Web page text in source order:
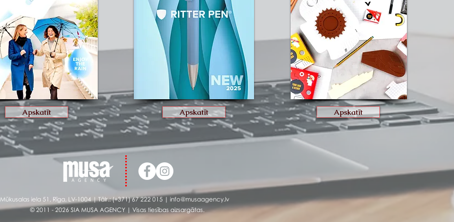
Apskatīt Apskatīt Apskatīt
Mūkusalas iela 51, Rīga, LV-1004 | Tālr.: (+371)67 222 015 | info@musaagency.lv
© 2011 - 2026 SIA MUSA AGENCY | Visas tiesības aizsargātas.